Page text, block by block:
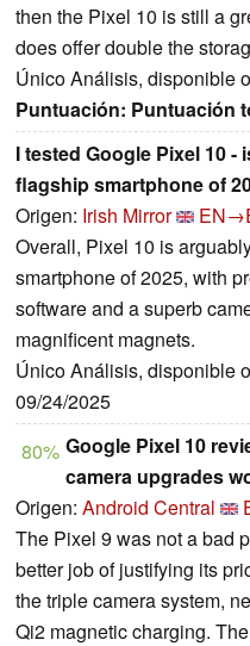
then the Pixel 10 is still a
does offer double the
Único Análisis, disponible
Puntuación: Puntuación
I tested Google Pixel 10
flagship smartphone of
Origen: Irish Mirror
Overall, Pixel 10 is
smartphone of 2025, with
software and a superb
magnificent magnets.
Único Análisis, disponible
09/24/2025
80% Google Pixel 10
camera upgrades
Origen: Android Central
The Pixel 9 was not a bad
better job of justifying its
the triple camera system,
Qi2 magnetic charging.